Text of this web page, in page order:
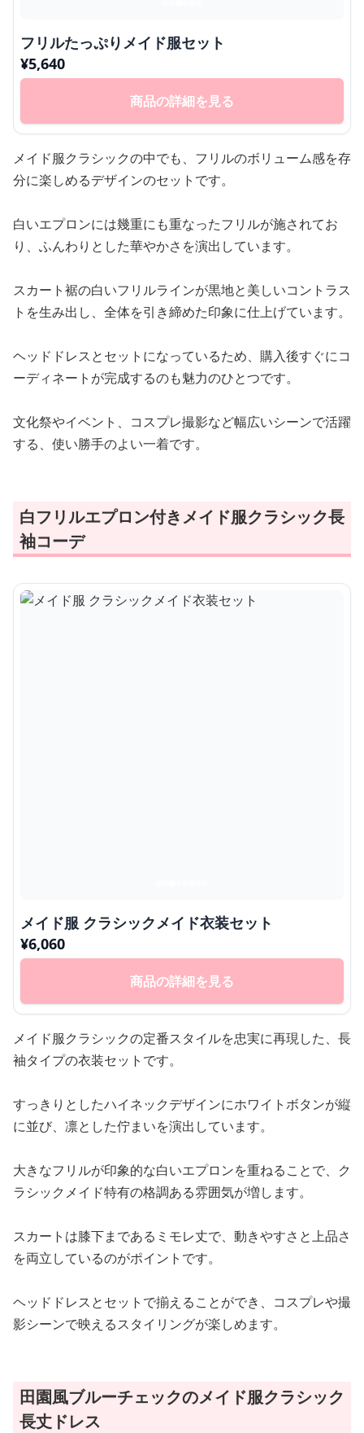
フリルたっぷりメイド服セット
¥5,640
商品の詳細を見る
メイド服クラシックの中でも、フリルのボリューム感を存
分に楽しめるデザインのセットです。
白いエプロンには幾重にも重なったフリルが施されてお
り、ふんわりとした華やかさを演出しています。
スカート裾の白いフリルラインが黒地と美しいコントラス
トを生み出し、全体を引き締めた印象に仕上げています。
ヘッドドレスとセットになっているため、購入後すぐにコ
ーディネートが完成するのも魅力のひとつです。
文化祭やイベント、コスプレ撮影など幅広いシーンで活躍
する、使い勝手のよい一着です。
白フリルエプロン付きメイド服クラシック長
袖コーデ
メイド服 クラシックメイド衣装セット
¥6,060
商品の詳細を見る
メイド服クラシックの定番スタイルを忠実に再現した、長
袖タイプの衣装セットです。
すっきりとしたハイネックデザインにホワイトボタンが縦
に並び、凛とした佇まいを演出しています。
大きなフリルが印象的な白いエプロンを重ねることで、ク
ラシックメイド特有の格調ある雰囲気が増します。
スカートは膝下まであるミモレ丈で、動きやすさと上品さ
を両立しているのがポイントです。
ヘッドドレスとセットで揃えることができ、コスプレや撮
影シーンで映えるスタイリングが楽しめます。
田園風ブルーチェックのメイド服クラシック
長丈ドレス